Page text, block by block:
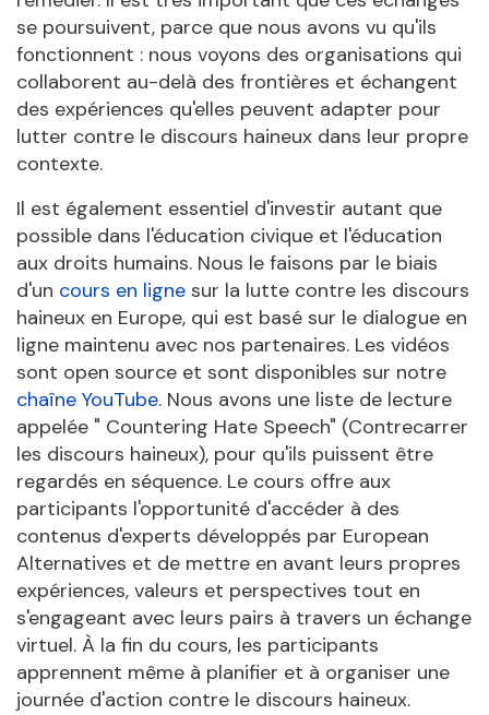
se poursuivent, parce que nous avons vu qu'ils
fonctionnent : nous voyons des organisations qui
collaborent au-delà des frontières et échangent
des expériences qu'elles peuvent adapter pour
lutter contre le discours haineux dans leur propre
contexte.
Il est également essentiel d'investir autant que
possible dans l'éducation civique et l'éducation
aux droits humains. Nous le faisons par le biais
d'un cours en ligne sur la lutte contre les discours
haineux en Europe, qui est basé sur le dialogue en
ligne maintenu avec nos partenaires. Les vidéos
sont open source et sont disponibles sur notre
chaîne YouTube. Nous avons une liste de lecture
appelée " Countering Hate Speech" (Contrecarrer
les discours haineux), pour qu'ils puissent être
regardés en séquence. Le cours offre aux
participants l'opportunité d'accéder à des
contenus d'experts développés par European
Alternatives et de mettre en avant leurs propres
expériences, valeurs et perspectives tout en
s'engageant avec leurs pairs à travers un échange
virtuel. À la fin du cours, les participants
apprennent même à planifier et à organiser une
journée d'action contre le discours haineux.